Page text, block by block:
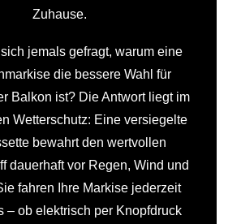
Zuhause.
jemals gefragt, warum eine
die bessere Wahl für
Balkon ist? Die Antwort liegt im
Wetterschutz: Eine versiegelte
bewahrt den wertvollen
dauerhaft vor Regen, Wind und
fahren Ihre Markise jederzeit
– ob elektrisch per Knopfdruck